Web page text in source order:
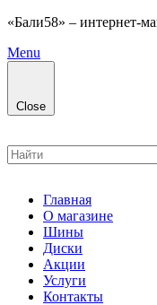
«Бали58» – интернет-
Menu
Close
Главная
О магазине
Шины
Диски
Акции
Услуги
Контакты